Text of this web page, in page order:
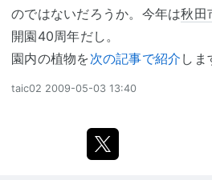
のではないだろうか。今年は秋田
開園40周年だし。
園内の植物を次の記事で紹介 しま
taic02 2009-05-03 13:40